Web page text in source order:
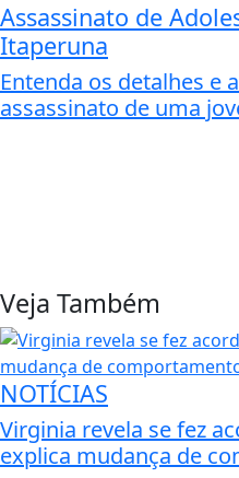
Assassinato de
Itaperuna
Entenda os detalhes e
assassinato de uma
Veja Também
NOTÍCIAS
Virginia revela se fez
explica mudança de